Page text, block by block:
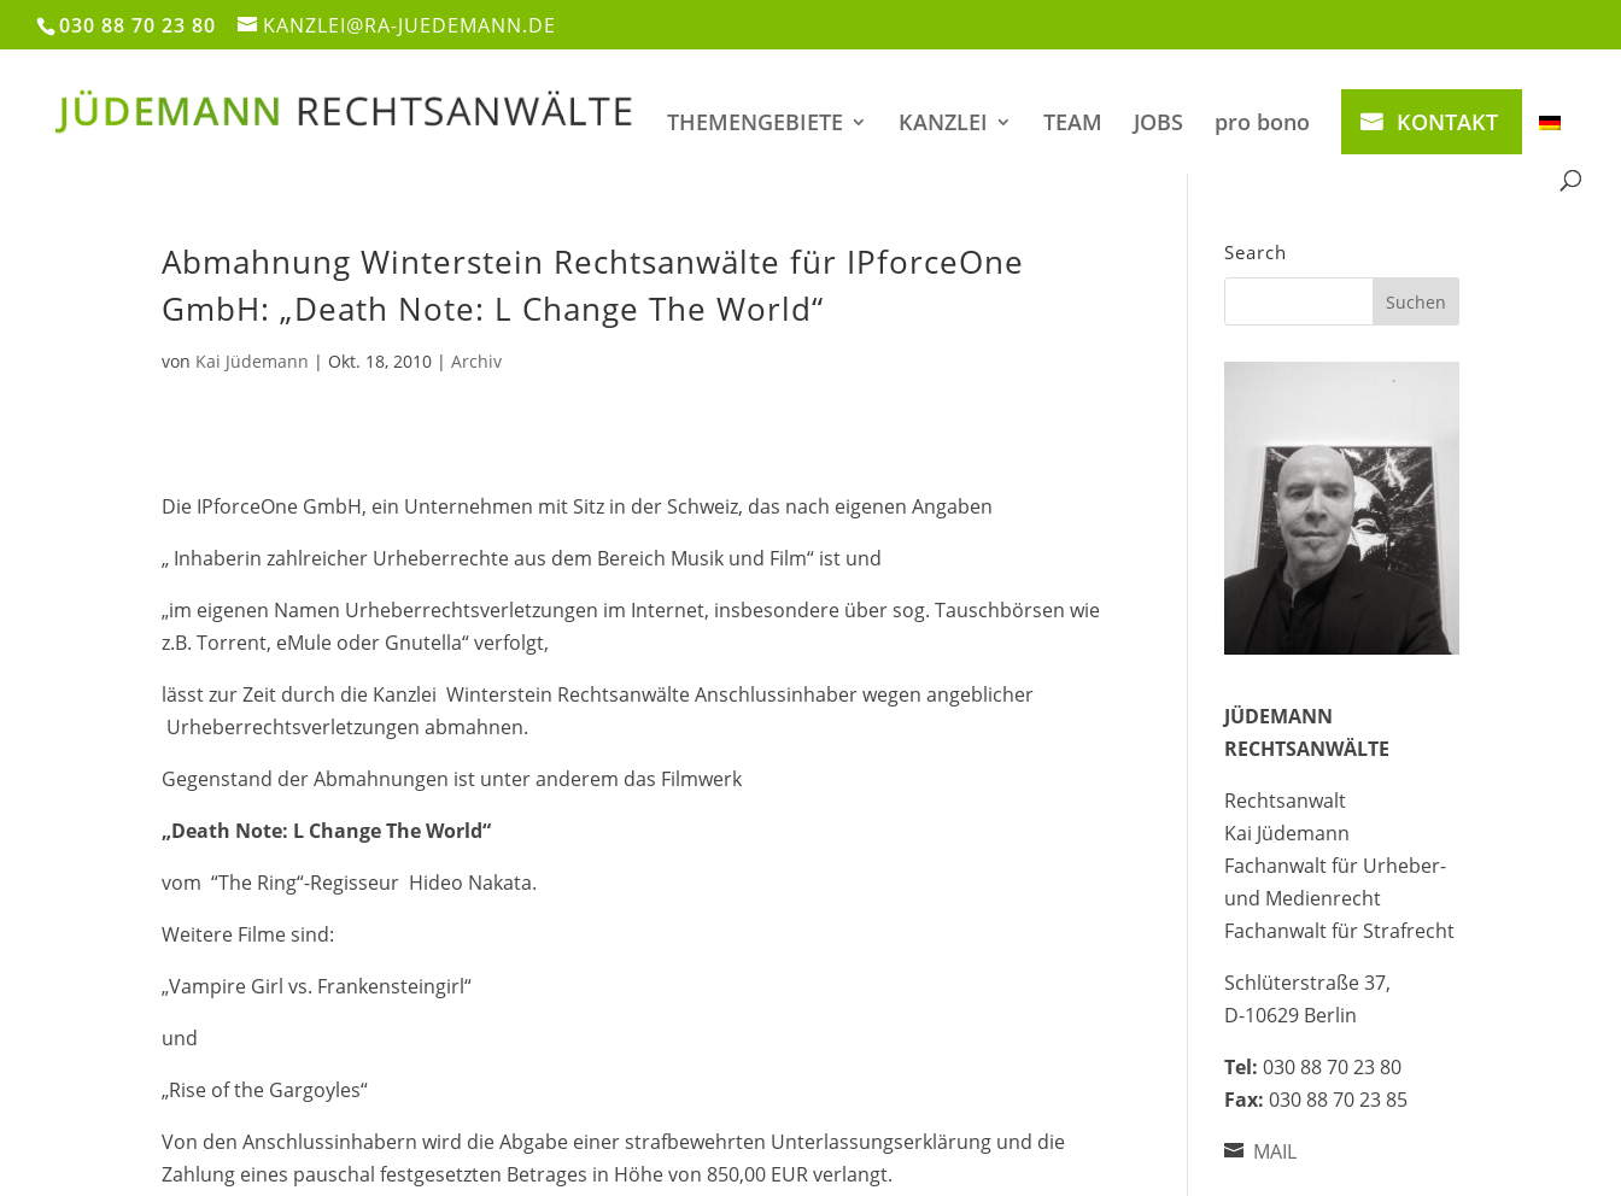
030 88 70 23 80 KANZLEI@RA-JUEDEMANN.DE
THEMENGEBIETE KANZLEI TEAM JOBS pro bono KONTAKT
Abmahnung Winterstein Rechtsanwälte für IPforceOne
GmbH: „Death Note: L Change The World“
von Kai Jüdemann | Okt. 18, 2010 |Archiv
Die IPforceOne GmbH, ein Unternehmen mit Sitz in der Schweiz, das nach eigenen Angaben
„ Inhaberin zahlreicher Urheberrechte aus dem Bereich Musik und Film“ ist und
„im eigenen Namen Urheberrechtsverletzungen im Internet, insbesondere über sog. Tauschbörsen wie
z.B. Torrent, eMule oder Gnutella“ verfolgt,
lässt zur Zeit durch die Kanzlei Winterstein Rechtsanwälte Anschlussinhaber wegen angeblicher
Urheberrechtsverletzungen abmahnen.
Gegenstand der Abmahnungen ist unter anderem das Filmwerk
„Death Note: L Change The World“
vom “The Ring“-Regisseur Hideo Nakata.
Weitere Filme sind:
„Vampire Girl vs. Frankensteingirl“
und
„Rise of the Gargoyles“
Von den Anschlussinhabern wird die Abgabe einer strafbewehrten Unterlassungserklärung und die
Zahlung eines pauschal festgesetzten Betrages in Höhe von 850,00 EUR verlangt.
Search
JÜDEMANN
RECHTSANWÄLTE
Rechtsanwalt
Kai Jüdemann
Fachanwalt für Urheber-
und Medienrecht
Fachanwalt für Strafrecht
Schlüterstraße 37,
D-10629 Berlin
Tel: 030 88 70 23 80
Fax: 030 88 70 23 85
MAIL